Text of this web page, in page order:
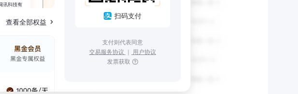
查看全部权益
扫码支付
支付则代表同意
交易服务协议 ｜ 用户协议
发票获取